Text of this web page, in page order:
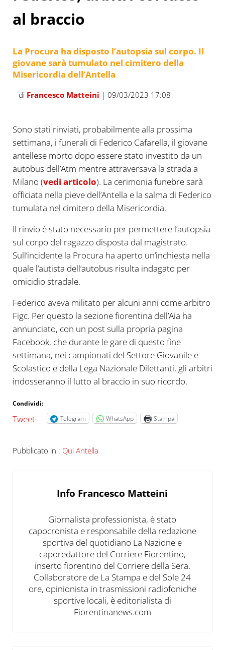
al braccio
La Procura ha disposto l’autopsia sul corpo. Il
giovane sarà tumulato nel cimitero della
Misericordia dell’Antella
di Francesco Matteini | 09/03/2023 17:08
Sono stati rinviati, probabilmente alla prossima
settimana, i funerali di Federico Cafarella, il giovane
antellese morto dopo essere stato investito da un
autobus dell’Atm mentre attraversava la strada a
Milano (vedi articolo). La cerimonia funebre sarà
officiata nella pieve dell’Antella e la salma di Federico
tumulata nel cimitero della Misericordia.
Il rinvio è stato necessario per permettere l’autopsia
sul corpo del ragazzo disposta dal magistrato.
Sull’incidente la Procura ha aperto un’inchiesta nella
quale l’autista dell’autobus risulta indagato per
omicidio stradale.
Federico aveva militato per alcuni anni come arbitro
Figc. Per questo la sezione fiorentina dell’Aia ha
annunciato, con un post sulla propria pagina
Facebook, che durante le gare di questo fine
settimana, nei campionati del Settore Giovanile e
Scolastico e della Lega Nazionale Dilettanti, gli arbitri
indosseranno il lutto al braccio in suo ricordo.
Condividi:
Tweet Telegram WhatsApp Stampa
Pubblicato in : Qui Antella
Info Francesco Matteini
Giornalista professionista, è stato
capocronista e responsabile della redazione
sportiva del quotidiano La Nazione e
caporedattore del Corriere Fiorentino,
inserto fiorentino del Corriere della Sera.
Collaboratore de La Stampa e del Sole 24
ore, opinionista in trasmissioni radiofoniche
sportive locali, è editorialista di
Fiorentinanews.com